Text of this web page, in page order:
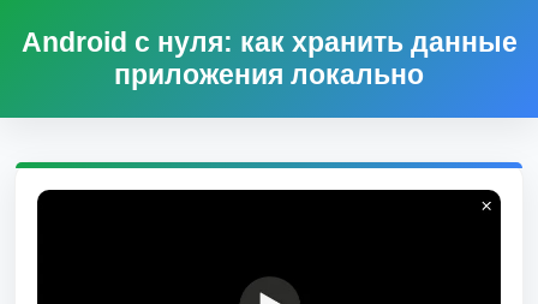
Android с нуля: как хранить данные
приложения локально